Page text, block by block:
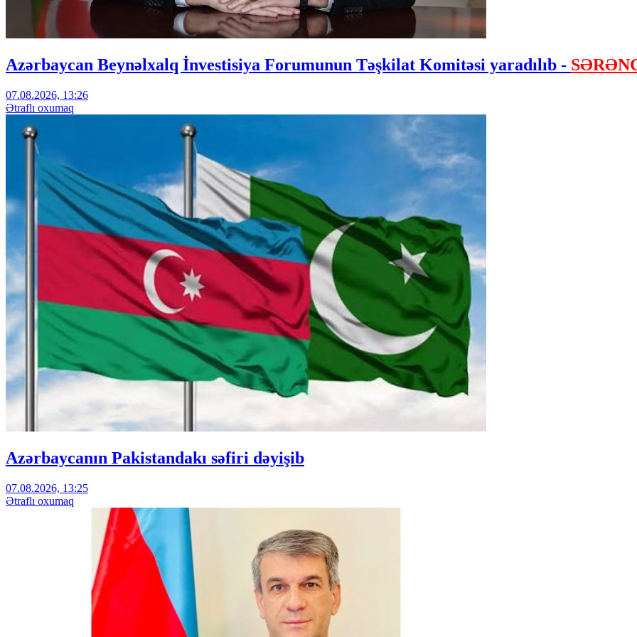
Azərbaycan Beynəlxalq İnvestisiya Forumunun Təşkilat Komitəsi yaradılıb -
07.08.2026, 13:26
Ətraflı oxumaq
Azərbaycanın Pakistandakı səfiri dəyişib
07.08.2026, 13:25
Ətraflı oxumaq